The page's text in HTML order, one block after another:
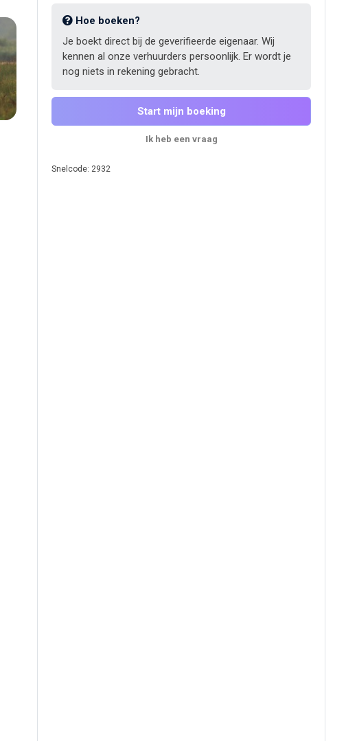
Hoe boeken?
Je boekt direct bij de geverifieerde eigenaar. Wij
kennen al onze verhuurders persoonlijk. Er wordt je
nog niets in rekening gebracht.
Start mijn boeking
Ik heb een vraag
Snelcode: 2932